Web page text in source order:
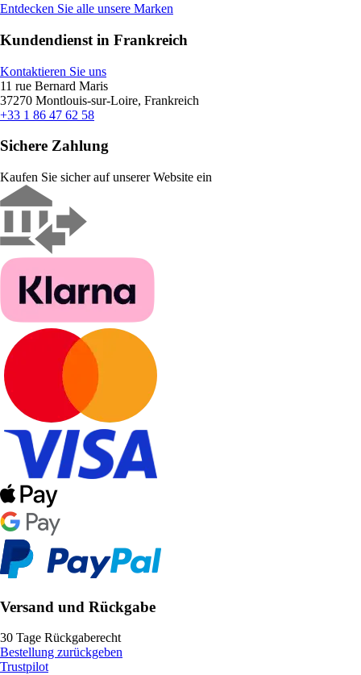
Entdecken Sie alle unsere Marken
Kundendienst in Frankreich
Kontaktieren Sie uns
11 rue Bernard Maris
37270 Montlouis-sur-Loire, Frankreich
+33 1 86 47 62 58
Sichere Zahlung
Kaufen Sie sicher auf unserer Website ein
Versand und Rückgabe
30 Tage Rückgaberecht
Bestellung zurückgeben
Trustpilot